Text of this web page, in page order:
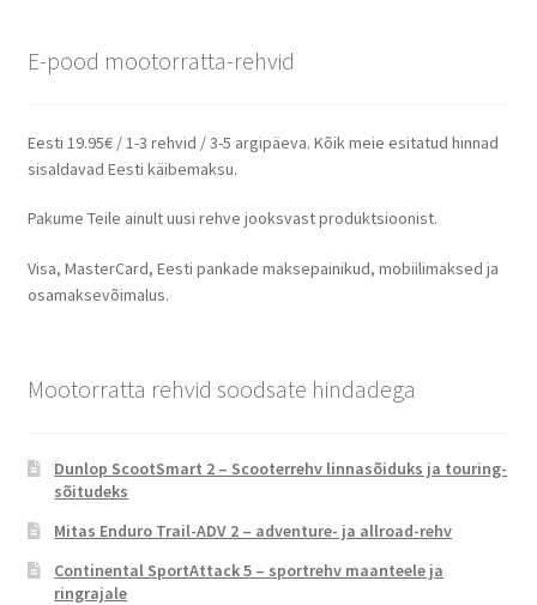
E-pood mootorratta-rehvid
Eesti 19.95€ / 1-3 rehvid / 3-5 argipäeva. Kõik meie esitatud hinnad
sisaldavad Eesti käibemaksu.
Pakume Teile ainult uusi rehve jooksvast produktsioonist.
Visa, MasterCard, Eesti pankade maksepainikud, mobiilimaksed ja
osamaksevõimalus.
Mootorratta rehvid soodsate hindadega
Dunlop ScootSmart 2 – Scooterrehv linnasõiduks ja touring-
sõitudeks
Mitas Enduro Trail-ADV 2 – adventure- ja allroad-rehv
Continental SportAttack 5 – sportrehv maanteele ja
ringrajale